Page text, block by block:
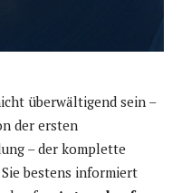
überwältigend sein –
der ersten
– der komplette
bestens informiert